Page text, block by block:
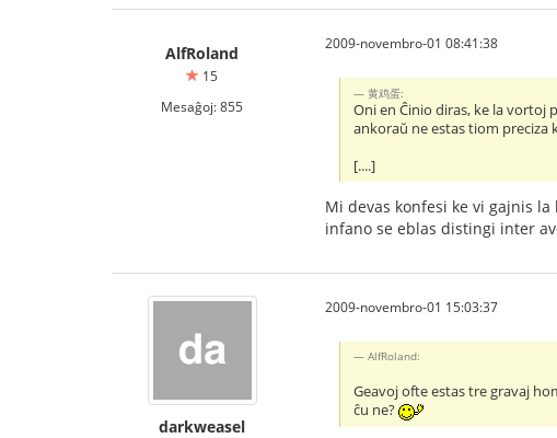
AlfRoland
15
Mesaĝoj: 855
2009-novembro-01 08:41:38
黄鸡蛋:
Oni en Ĉinio diras, ke la vortoj
ankoraŭ ne estas tiom preciza
[....]
Mi devas konfesi ke vi gajnis
infano se eblas distingi inter
darkweasel
2009-novembro-01 15:03:37
AlfRoland:
Geavoj ofte estas tre gravaj
ĉu ne?